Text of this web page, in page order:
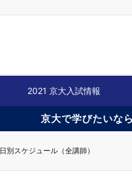
2021 京大入試情報
京大で学びたいな
日別スケジュール（全講師）